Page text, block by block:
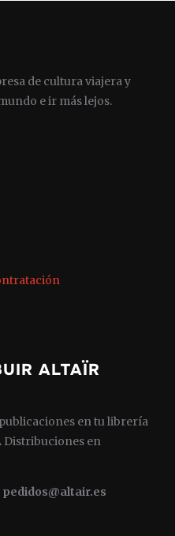
de cultura viajera y
e ir más lejos.
ALTAÏR
en tu librería
Distribuciones en
pedidos@altair.es